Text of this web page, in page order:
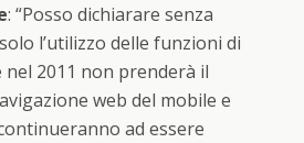
: “Posso dichiarare senza
l’utilizzo delle funzioni di
nel 2011 non prenderà il
web del mobile e
ad essere